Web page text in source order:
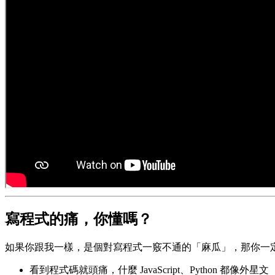
寫程式的痛，你懂嗎？
如果你跟我一樣，是個對寫程式一竅不通的「麻瓜」，那你一
看到程式碼就頭痛，什麼 JavaScript、Python 都像外星文